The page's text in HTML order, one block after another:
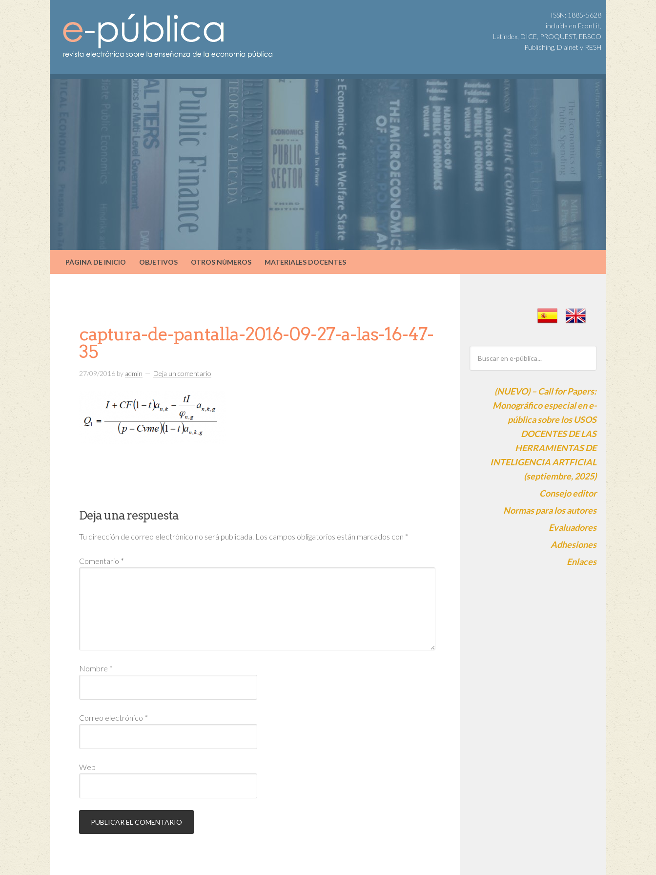
ISSN: 1885-5628
incluida en EconLit,
Latindex, DICE, PROQUEST, EBSCO
Publishing, Dialnet y RESH
PÁGINA DE INICIO OBJETIVOS OTROS NÚMEROS MATERIALES DOCENTES
captura-de-pantalla-2016-09-27-a-las-16-47-
35
27/09/2016 by admin Deja un comentario
Deja una respuesta
Tu dirección de correo electrónico no será publicada. Los campos obligatorios están marcados con *
Comentario *
Nombre *
Correo electrónico *
Web
(NUEVO) – Call for Papers:
Monográfico especial en e-
pública sobre los USOS
DOCENTES DE LAS
HERRAMIENTAS DE
INTELIGENCIA ARTFICIAL
(septiembre, 2025)
Consejo editor
Normas para los autores
Evaluadores
Adhesiones
Enlaces